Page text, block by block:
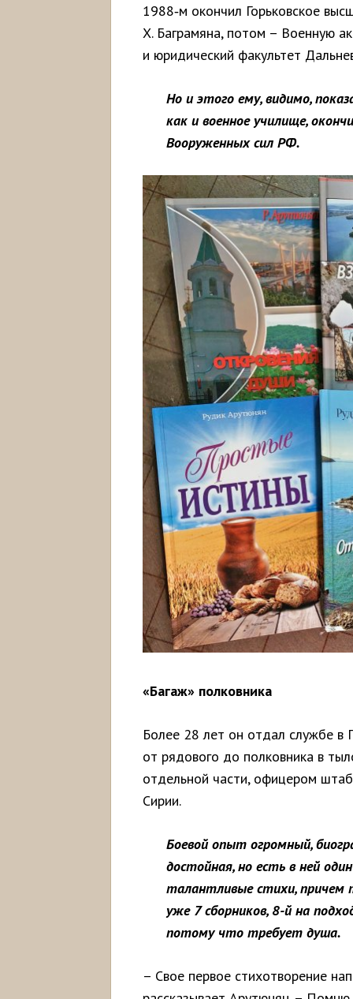
1988‑м окончил Горьковское
Х. Баграмяна, потом – Военную
и юридический факультет
Но и этого ему, видимо,
как и военное училище,
Вооруженных сил РФ.
«Багаж» полковника
Более 28 лет он отдал службе в
от рядового до полковника в
отдельной части, офицером
Сирии.
Боевой опыт огромный,
достойная, но есть в ней
талантливые стихи, причем
уже 7 сборников, 8-й на
потому что требует душа.
– Свое первое стихотворение